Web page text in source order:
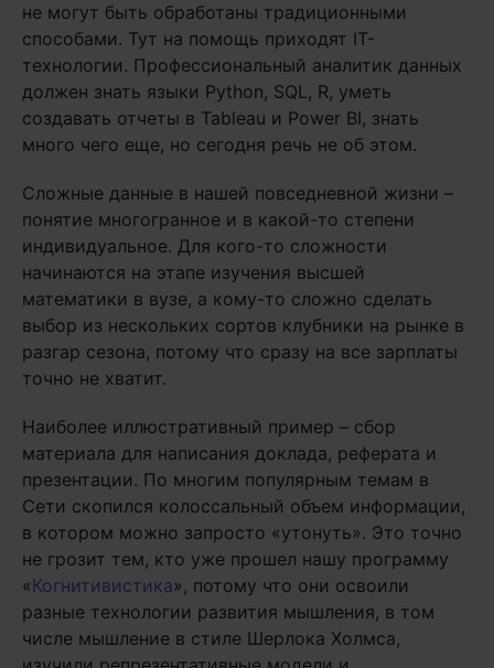
не могут быть обработаны традиционными
способами. Тут на помощь приходят IT-
технологии. Профессиональный аналитик данных
должен знать языки Python, SQL, R, уметь
создавать отчеты в Tableau и Power BI, знать
много чего еще, но сегодня речь не об этом.
Сложные данные в нашей повседневной жизни –
понятие многогранное и в какой-то степени
индивидуальное. Для кого-то сложности
начинаются на этапе изучения высшей
математики в вузе, а кому-то сложно сделать
выбор из нескольких сортов клубники на рынке в
разгар сезона, потому что сразу на все зарплаты
точно не хватит.
Наиболее иллюстративный пример – сбор
материала для написания доклада, реферата и
презентации. По многим популярным темам в
Сети скопился колоссальный объем информации,
в котором можно запросто «утонуть». Это точно
не грозит тем, кто уже прошел нашу программу
«Когнитивистика», потому что они освоили
разные технологии развития мышления, в том
числе мышление в стиле Шерлока Холмса,